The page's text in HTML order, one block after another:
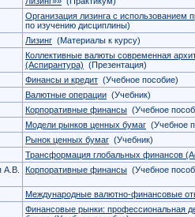
Организация лизинга с использованием
по изучению дисциплины)
Лизинг (Материалы к курсу)
Коллективные валюты современная
(Аспирантура) (Презентация)
Финансы и кредит (Учебное пособие)
Валютные операции (Учебник)
Корпоративные финансы (Учебное
Модели рынков ценных бумаг (Учебное
Рынок ценных бумаг (Учебник)
Трансформация глобальных финансов
А.В.
Корпоративные финансы (Учебное
Международные валютно-финансовые
Финансовые рынки: профессиональная